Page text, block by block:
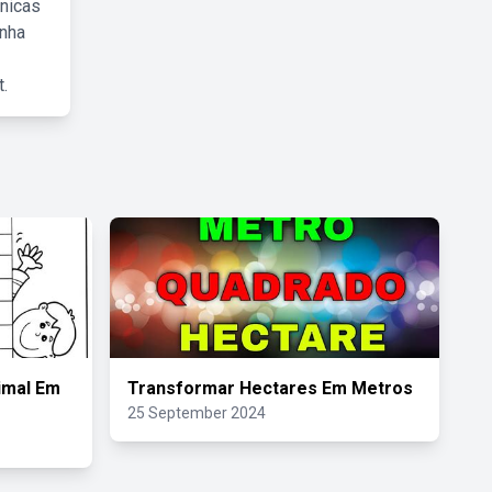
Em
Transformar Hectares Em Metros
25 September 2024